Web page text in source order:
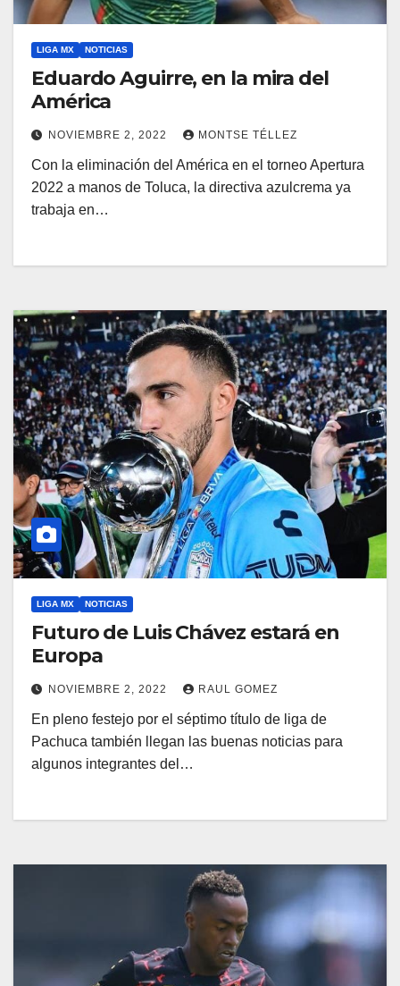
LIGA MX NOTICIAS
Eduardo Aguirre, en la mira del
América
NOVIEMBRE 2, 2022 MONTSE TÉLLEZ
Con la eliminación del América en el torneo Apertura
2022 a manos de Toluca, la directiva azulcrema ya
trabaja en…
LIGA MX NOTICIAS
Futuro de Luis Chávez estará en
Europa
NOVIEMBRE 2, 2022 RAUL GOMEZ
En pleno festejo por el séptimo título de liga de
Pachuca también llegan las buenas noticias para
algunos integrantes del…